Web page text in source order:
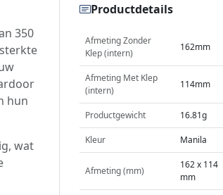
350
hun
wat
Productdetails
Afmeting Zonder
Klep (intern)
162mm
Afmeting Met Klep
(intern)
114mm
Productgewicht 16.81g
Kleur Manila
Afmeting (mm)
162 x 114
mm